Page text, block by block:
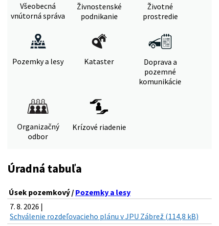
Všeobecná
vnútorná správa
Živnostenské
podnikanie
Životné
prostredie
Pozemky a lesy Kataster
Doprava a
pozemné
komunikácie
Organizačný
odbor
Krízové riadenie
Úradná tabuľa
Úsek pozemkový / Pozemky a lesy
7. 8. 2026 |
Schválenie rozdeľovacieho plánu v JPU Zábrež (114,8 kB)